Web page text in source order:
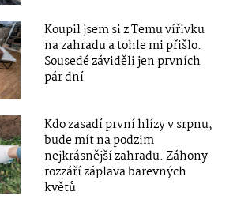
Koupil jsem si z Temu vířivku
na zahradu a tohle mi přišlo.
Sousedé záviděli jen prvních
pár dní
Kdo zasadí první hlízy v srpnu,
bude mít na podzim
nejkrásnější zahradu. Záhony
rozzáří záplava barevných
květů